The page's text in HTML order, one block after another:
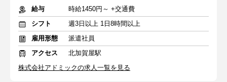
給与
時給1450円～ +交通費
シフト
週3日以上 1日8時間以上
雇用形態
派遣社員
アクセス
北加賀屋駅
株式会社アドミックの求人一覧を見る